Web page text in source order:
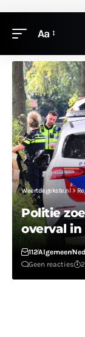
Aa
Weertdegekste.nl>
Politie
overval in
112Algemeen
Geen reacties